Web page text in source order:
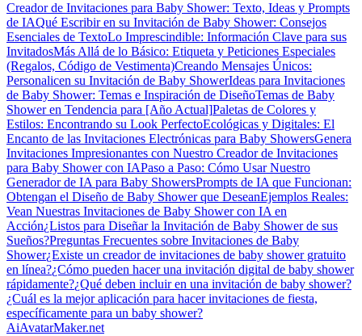
Creador de Invitaciones para Baby Shower: Texto, Ideas y Prompts
de IAQué Escribir en su Invitación de Baby Shower: Consejos
Esenciales de TextoLo Imprescindible: Información Clave para sus
InvitadosMás Allá de lo Básico: Etiqueta y Peticiones Especiales
(Regalos, Código de Vestimenta)Creando Mensajes Únicos:
Personalicen su Invitación de Baby ShowerIdeas para Invitaciones
de Baby Shower: Temas e Inspiración de DiseñoTemas de Baby
Shower en Tendencia para [Año Actual]Paletas de Colores y
Estilos: Encontrando su Look PerfectoEcológicas y Digitales: El
Encanto de las Invitaciones Electrónicas para Baby ShowersGenera
Invitaciones Impresionantes con Nuestro Creador de Invitaciones
para Baby Shower con IAPaso a Paso: Cómo Usar Nuestro
Generador de IA para Baby ShowersPrompts de IA que Funcionan:
Obtengan el Diseño de Baby Shower que DeseanEjemplos Reales:
Vean Nuestras Invitaciones de Baby Shower con IA en
Acción¿Listos para Diseñar la Invitación de Baby Shower de sus
Sueños?Preguntas Frecuentes sobre Invitaciones de Baby
Shower¿Existe un creador de invitaciones de baby shower gratuito
en línea?¿Cómo pueden hacer una invitación digital de baby shower
rápidamente?¿Qué deben incluir en una invitación de baby shower?
¿Cuál es la mejor aplicación para hacer invitaciones de fiesta,
específicamente para un baby shower?
AiAvatarMaker.net